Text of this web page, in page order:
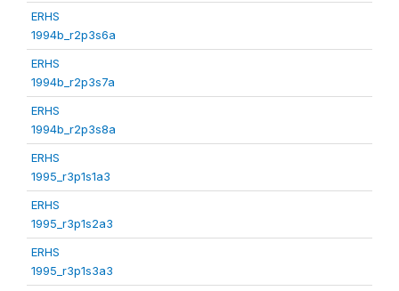
ERHS
1994b_r2p3s6a
ERHS
1994b_r2p3s7a
ERHS
1994b_r2p3s8a
ERHS
1995_r3p1s1a3
ERHS
1995_r3p1s2a3
ERHS
1995_r3p1s3a3